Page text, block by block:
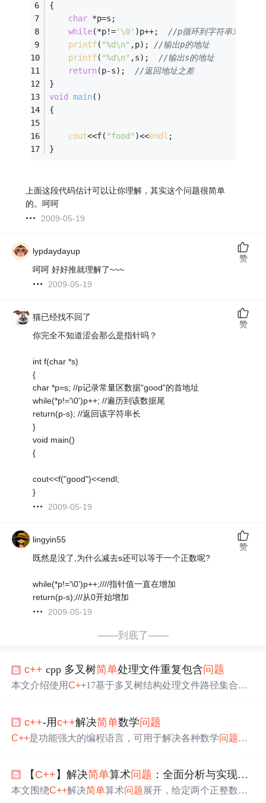
{
char *p=s;
while(*p!='\0' )p++; //p循环到字符串末
printf( "%d\n" ,p); //输出p的地址
printf( "%d\n" ,s); //输出s的地址
return(p-s); //返回地址之差
}
void
main()
{
cout<<f( "food" )<<endl ;
}
上面这段代码估计可以让你理解，其实这个问题很简单
的。呵呵
2009-05-19
lypdaydayup
呵呵 好好推就理解了~~~
2009-05-19
赞
猫已经找不回了
你完全不知道涩会那么是指针吗？
int f(char *s)
{
char *p=s; //p记录常量区数据"good"的首地址
while(*p!='\0')p++; //遍历到该数据尾
return(p-s); //返回该字符串长
}
void main()
{
cout<<f("good")<<endl;
}
2009-05-19
赞
lingyin55
既然是没了,为什么减去s还可以等于一个正数呢?
while(*p!='\0')p++;////指针值一直在增加
return(p-s);///从0开始增加
2009-05-19
赞
——到底了——
c++ cpp 多叉树简单处理文件重复包含问题
本文介绍使用C++17基于多叉树结构处理文件路径集合，
结构，通过向上遍历确定父级包含关系，适用于Windows
平台VS2019编译环境。
c++-用c++解决简单数学问题
C++是功能强大的编程语言，可用于解决各种数学问题。
输出结果，就能方便解决问题。
【 C++ 】解决简单算术问题 ：全面分析与实现对比
本文围绕C++解决简单算术问题展开，给定两个正整数